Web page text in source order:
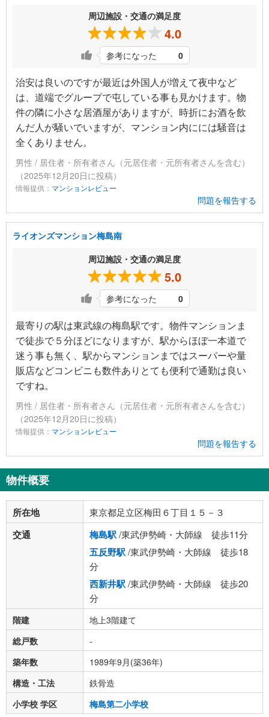
周辺施設・交通の満足度
4.0
参考になった 0
治安は良いのですが最近は外国人が増えて夜中など
は、道端でグループで屯している事も見かけます。物
件の隣に小さな居酒屋がありますが、時折にお酒を飲
んだ人が騒いでいますが、マンション内にには騒音は
全くありません。
男性 / 居住者・所有者さん（元居住者・元所有者さんを含む）
（2025年12月20日に投稿）
情報提供： マンションレビュー
問題を報告する
ライオンズマンション梅島南
周辺施設・交通の満足度
5.0
参考になった 0
最寄りの駅は東武線の梅島駅です。物件マンションま
で徒歩で５分ほどになりますが、駅からほぼ一本道で
迷う事も無く、駅からマンションまではスーパーや量
販店などコンビニも数件ありとても便利で通勤は良い
ですね。
男性 / 居住者・所有者さん（元居住者・元所有者さんを含む）
（2025年12月20日に投稿）
情報提供： マンションレビュー
問題を報告する
物件概要
所在地 東京都足立区梅田６丁目１５－３
交通 梅島駅/東武伊勢崎・大師線 徒歩11分
五反野駅/東武伊勢崎・大師線 徒歩18
分
西新井駅/東武伊勢崎・大師線 徒歩20
分
階建
地上3階建て
総戸数
-
築年数
1989年9月(築36年)
構造・工法
鉄骨造
小学校 学区
梅島第二小学校